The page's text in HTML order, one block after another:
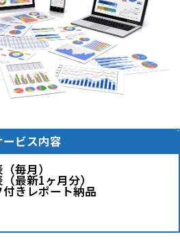
ービス内容
毎月）
最新1ヶ月分）
きレポート納品